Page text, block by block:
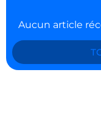
Aucun article